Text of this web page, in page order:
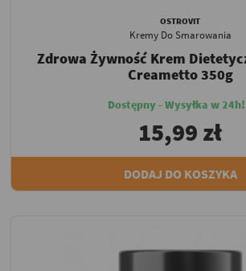
OSTROVIT
Kremy Do Smarowania
Zdrowa Żywność Krem
Creametto 350g
Dostępny - Wysyłka w 24h!
15,99 zł
DODAJ DO KOSZYKA